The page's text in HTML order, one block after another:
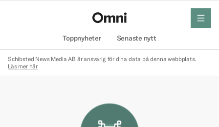
Toppnyheter Senaste nytt
meny
Schibsted News Media AB är ansvarig för dina data på denna webbplats.
Läs mer här